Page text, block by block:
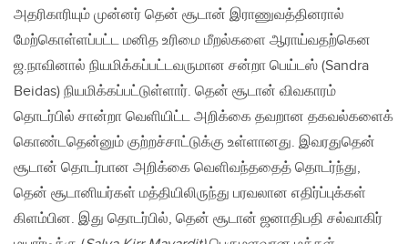
அதரிகாரியும் முன்னர் தென் சூடான் இராணுவத்தினரால்
மேற்கொள்ளப்பட்ட மனித உரிமை மீறல்களை ஆராய்வதற்கென
ஜ.நாவினால் நியமிக்கப்பட்டவருமான சன்றா பெய்டஸ் (Sandra
Beidas) நியமிக்கப்பட்டுள்ளார். தென் சூடான் விவகாரம்
தொடர்பில் சான்றா வெளியிட்ட அறிக்கை தவறான தகவல்களைக்
கொண்டதென்னும் குற்றச்சாட்டுக்கு உள்ளானது. இவரதுதென்
சூடான் தொடர்பான அறிக்கை வெளிவந்ததைத் தொடர்ந்து,
தென் சூடானியர்கள் மத்தியிலிருந்து பரவலான எதிர்ப்புக்கள்
கிளம்பின. இது தொடர்பில், தென் சூடான் ஜனாதிபதி சல்வாகிர்